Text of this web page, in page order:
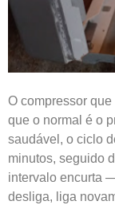
O compressor
que o normal é o
saudável, o ciclo
minutos, seguido
intervalo encurta
desliga, liga